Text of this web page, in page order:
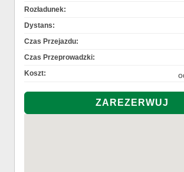
Rozładunek:
Dystans:
Czas Przejazdu:
Czas Przeprowadzki:
Koszt: